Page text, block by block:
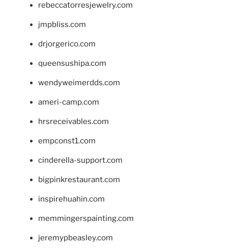
rebeccatorresjewelry.com
jmpbliss.com
drjorgerico.com
queensushipa.com
wendyweimerdds.com
ameri-camp.com
hrsreceivables.com
empconst1.com
cinderella-support.com
bigpinkrestaurant.com
inspirehuahin.com
memmingerspainting.com
jeremypbeasley.com